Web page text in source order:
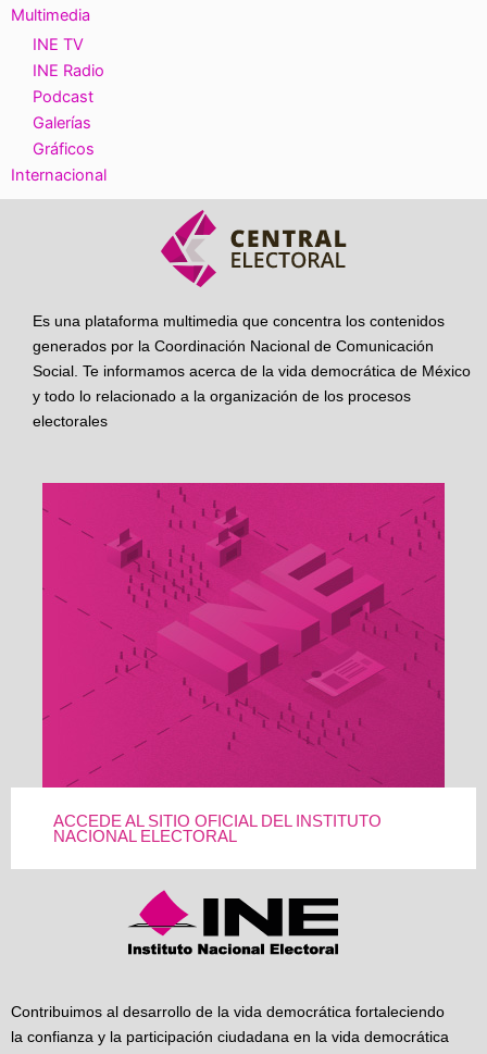
Multimedia
INE TV
INE Radio
Podcast
Galerías
Gráficos
Internacional
Es una plataforma multimedia que concentra los contenidos
generados por la Coordinación Nacional de Comunicación
Social. Te informamos acerca de la vida democrática de México
y todo lo relacionado a la organización de los procesos
electorales
ACCEDE AL SITIO OFICIAL DEL INSTITUTO
NACIONAL ELECTORAL
Contribuimos al desarrollo de la vida democrática fortaleciendo
la confianza y la participación ciudadana en la vida democrática